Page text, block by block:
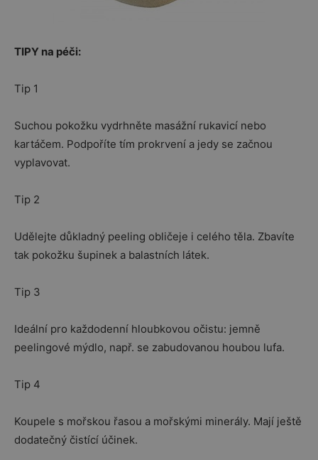
TIPY na péči:
Tip 1
Suchou pokožku vydrhněte masážní rukavicí nebo
kartáčem. Podpoříte tím prokrvení a jedy se začnou
vyplavovat.
Tip 2
Udělejte důkladný peeling obličeje i celého těla. Zbavíte
tak pokožku šupinek a balastních látek.
Tip 3
Ideální pro každodenní hloubkovou očistu: jemně
peelingové mýdlo, např. se zabudovanou houbou lufa.
Tip 4
Koupele s mořskou řasou a mořskými minerály. Mají ještě
dodatečný čistící účinek.